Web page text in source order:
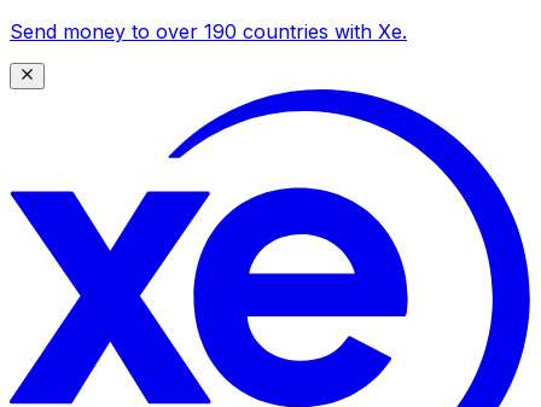
Send money to over 190 countries with Xe.